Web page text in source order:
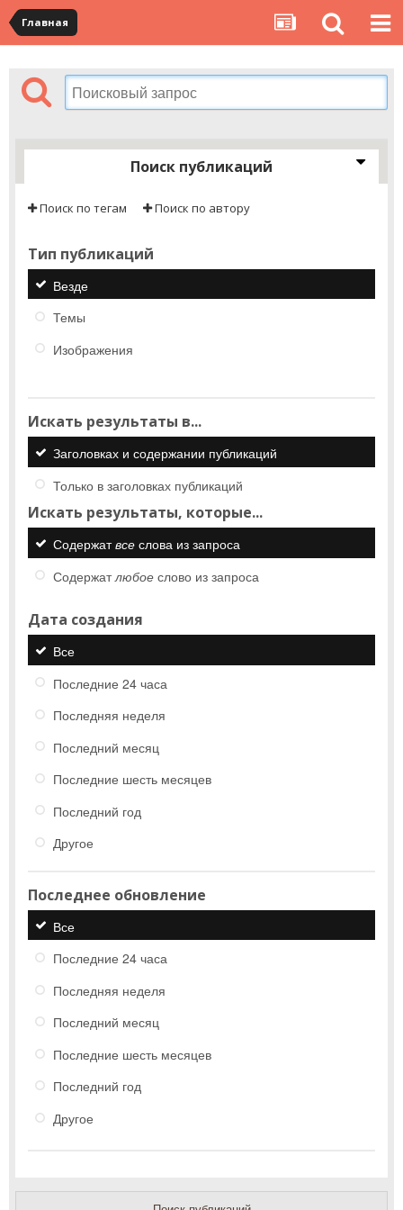
Главная
Поиск публикаций
Поиск по тегам Поиск по автору
Тип публикаций
Везде
Темы
Изображения
Искать результаты в...
Заголовках и содержании публикаций
Только в заголовках публикаций
Искать результаты, которые...
Содержатвсе слова из запроса
Содержатлюбое слово из запроса
Дата создания
Все
Последние 24 часа
Последняя неделя
Последний месяц
Последние шесть месяцев
Последний год
Другое
Последнее обновление
Все
Последние 24 часа
Последняя неделя
Последний месяц
Последние шесть месяцев
Последний год
Другое